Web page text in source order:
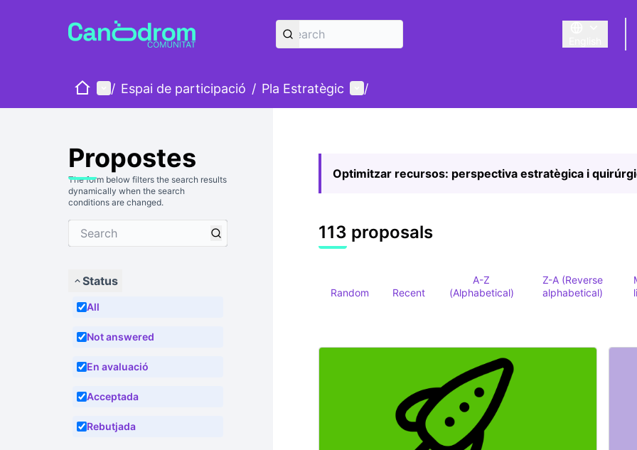
Triar la llengua
HomeMain menu
/ Espai de participació / Pla Estratègic User menu
/
Propostes
The form below filters the search results
dynamically when the search
conditions are changed.
Status
All
Not answered
En avaluació
Acceptada
Rebutjada
Optimitzar recursos: perspectiva estratègica i
113 proposals
Random Recent
A-Z
(Alphabetical)
Z-A (Reverse
alphabetical)